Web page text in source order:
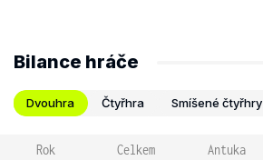
Bilance hráče
Dvouhra Čtyřhra Smíšené čtyřhry
Rok Celkem Antuka